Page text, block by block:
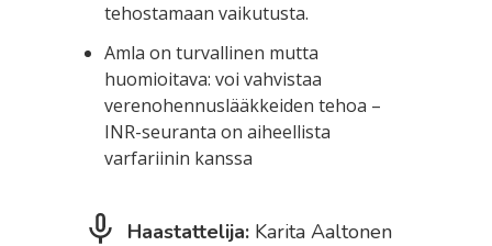
tehostamaan vaikutusta.
Amla on turvallinen mutta
huomioitava: voi vahvistaa
verenohennuslääkkeiden tehoa –
INR-seuranta on aiheellista
varfariinin kanssa
Haastattelija: Karita Aaltonen